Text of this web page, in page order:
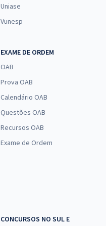
Uniase
Vunesp
EXAME DE ORDEM
OAB
Prova OAB
Calendário OAB
Questões OAB
Recursos OAB
Exame de Ordem
CONCURSOS NO SUL E